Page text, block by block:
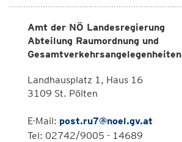
Amt der NÖ Landesregierung
Abteilung Raumordnung und
Gesamtverkehrsangelegenheiten
Landhausplatz 1, Haus 16
3109 St. Pölten
E-Mail: post.ru7@noel.gv.at
Tel: 02742/9005 - 14689